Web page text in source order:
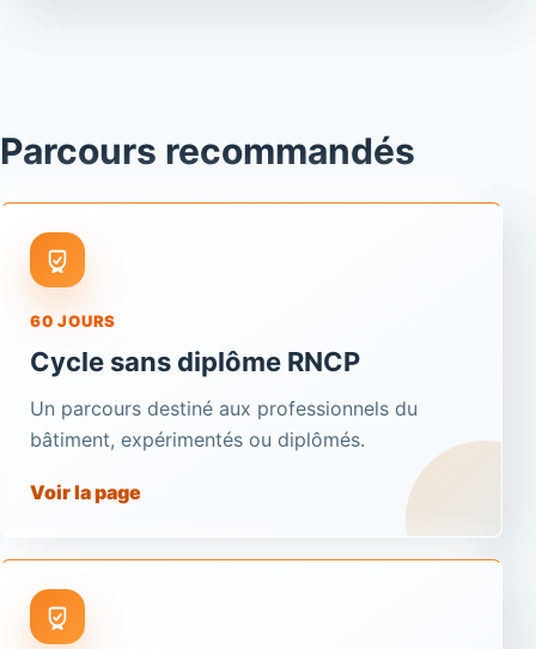
Parcours recommandés
60 JOURS
Cycle sans diplôme RNCP
Un parcours destiné aux professionnels du
bâtiment, expérimentés ou diplômés.
Voir la page